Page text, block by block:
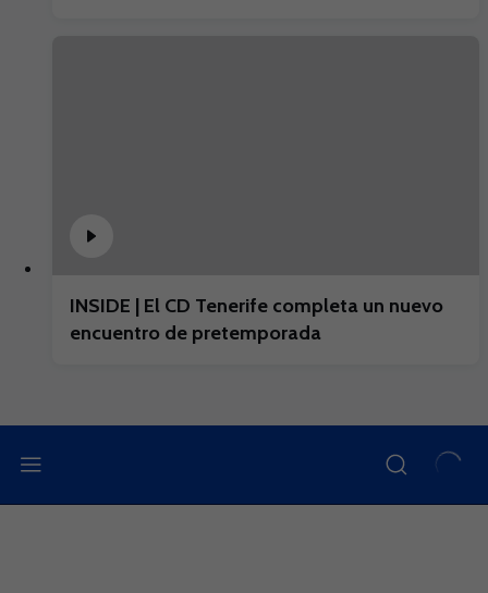
INSIDE | El CD Tenerife completa un nuevo
encuentro de pretemporada